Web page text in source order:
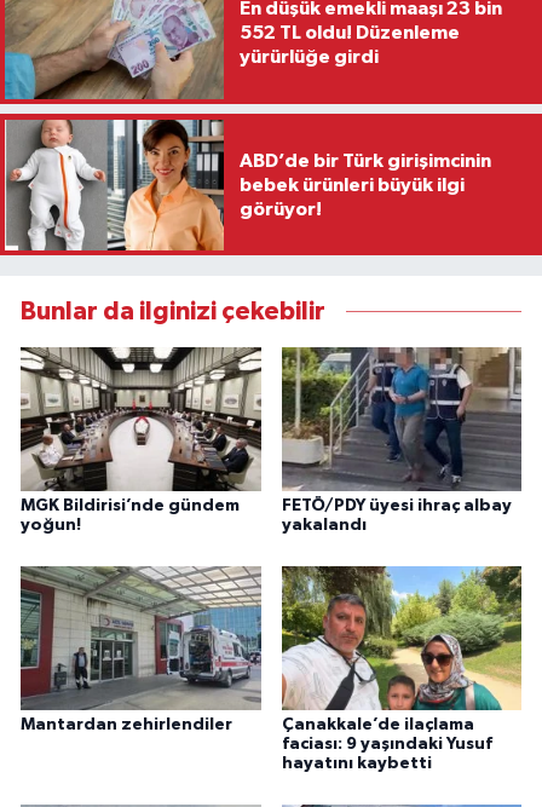
En düşük emekli maaşı 23 bin
552 TL oldu! Düzenleme
yürürlüğe girdi
ABD’de bir Türk girişimcinin
bebek ürünleri büyük ilgi
görüyor!
Bunlar da ilginizi çekebilir
MGK Bildirisi’nde gündem
yoğun!
FETÖ/PDY üyesi ihraç albay
yakalandı
Mantardan zehirlendiler
Çanakkale’de ilaçlama
faciası: 9 yaşındaki Yusuf
hayatını kaybetti